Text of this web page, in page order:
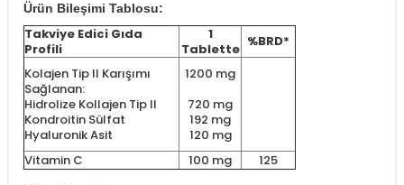
Ürün Bileşimi Tablosu:
Takviye Edici Gıda
Profili
1
Tablette %BRD*
Kolajen Tip II Karışımı
Sağlanan:
Hidrolize Kollajen Tip II
Kondroitin Sülfat
Hyaluronik Asit
1200 mg
720 mg
192 mg
120 mg
Vitamin C
100 mg 125